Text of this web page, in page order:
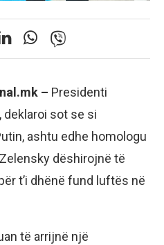
– Presidenti
deklaroi sot se si
ashtu edhe homologu
dëshirojnë të
t’i dhënë fund luftës në
të arrijnë një